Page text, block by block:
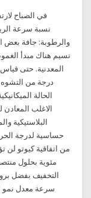
في الصباح
والرطوبة: جافة بعض
نسيم هناك مبدأ
المعدنية. حتى
درجة من التشوه
الاغلب المعادن
البلاستيكية
حساسية لدرجة
مئوية بحلول
سرعة معدل نمو